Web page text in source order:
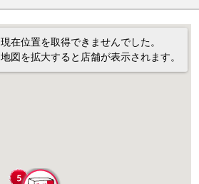
現在位置を取得できませんでした。
地図を拡大すると店舗が表示されます。